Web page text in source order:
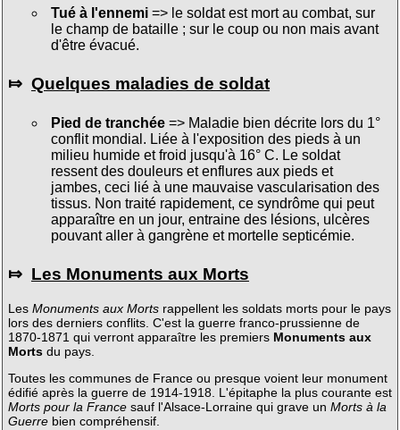
Tué à l'ennemi=> le soldat est mort au combat, sur
le champ de bataille ; sur le coup ou non mais avant
d'être évacué.
⤇ Quelques maladies de soldat
Pied de tranchée=> Maladie bien décrite lors du 1°
conflit mondial. Liée à l'exposition des pieds à un
milieu humide et froid jusqu'à 16° C. Le soldat
ressent des douleurs et enflures aux pieds et
jambes, ceci lié à une mauvaise vascularisation des
tissus. Non traité rapidement, ce syndrôme qui peut
apparaître en un jour, entraine des lésions, ulcères
pouvant aller à gangrène et mortelle septicémie.
⤇ Les Monuments aux Morts
Les Monuments aux Mortsrappellent les soldats morts pour le pays
lors des derniers conflits. C'est la guerre franco-prussienne de
1870-1871 qui verront apparaître les premiers Monuments aux
Mortsdu pays.
Toutes les communes de France ou presque voient leur monument
édifié après la guerre de 1914-1918. L'épitaphe la plus courante est
Morts pour la Francesauf l'Alsace-Lorraine qui grave un Morts à la
Guerrebien compréhensif.